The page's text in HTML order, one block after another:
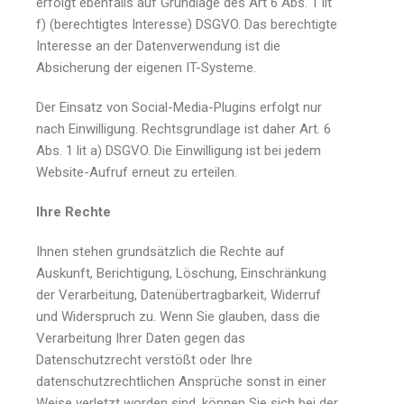
f) (berechtigtes Interesse) DSGVO. Das berechtigte
Interesse an der Datenverwendung ist die
Absicherung der eigenen IT-Systeme.
Der Einsatz von Social-Media-Plugins erfolgt nur
nach Einwilligung. Rechtsgrundlage ist daher Art. 6
Abs. 1 lit a) DSGVO. Die Einwilligung ist bei jedem
Website-Aufruf erneut zu erteilen.
Ihre Rechte
Ihnen stehen grundsätzlich die Rechte auf
Auskunft, Berichtigung, Löschung, Einschränkung
der Verarbeitung, Datenübertragbarkeit, Widerruf
und Widerspruch zu. Wenn Sie glauben, dass die
Verarbeitung Ihrer Daten gegen das
Datenschutzrecht verstößt oder Ihre
datenschutzrechtlichen Ansprüche sonst in einer